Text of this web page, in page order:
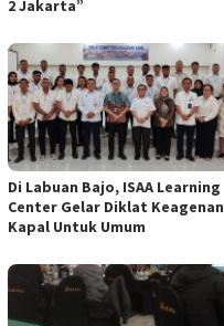
2 Jakarta”
Di Labuan Bajo, ISAA Learning
Center Gelar Diklat Keagenan
Kapal Untuk Umum